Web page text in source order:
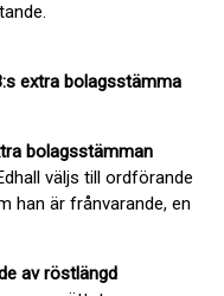
extra bolagsstämma
bolagsstämman
väljs till ordförande
han är frånvarande, en
av röstlängd